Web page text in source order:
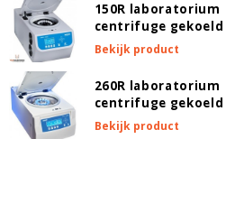
150R laboratorium
centrifuge gekoeld
Bekijk product
260R laboratorium
centrifuge gekoeld
Bekijk product